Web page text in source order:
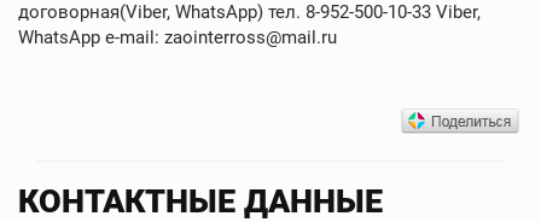
договорная(Viber, WhatsApp) тел. 8-952-500-10-33 Viber,
WhatsApp e-mail: zaointerross@mail.ru
КОНТАКТНЫЕ ДАННЫЕ